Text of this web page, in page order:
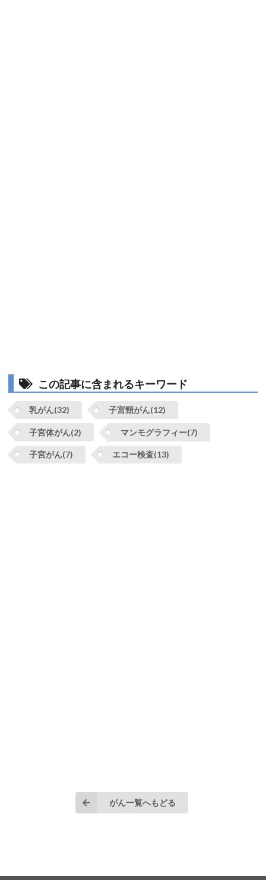
この記事に含まれるキーワード
乳がん(32) 子宮頸がん(12)
子宮体がん(2) マンモグラフィー(7)
子宮がん(7) エコー検査(13)
がん一覧へもどる